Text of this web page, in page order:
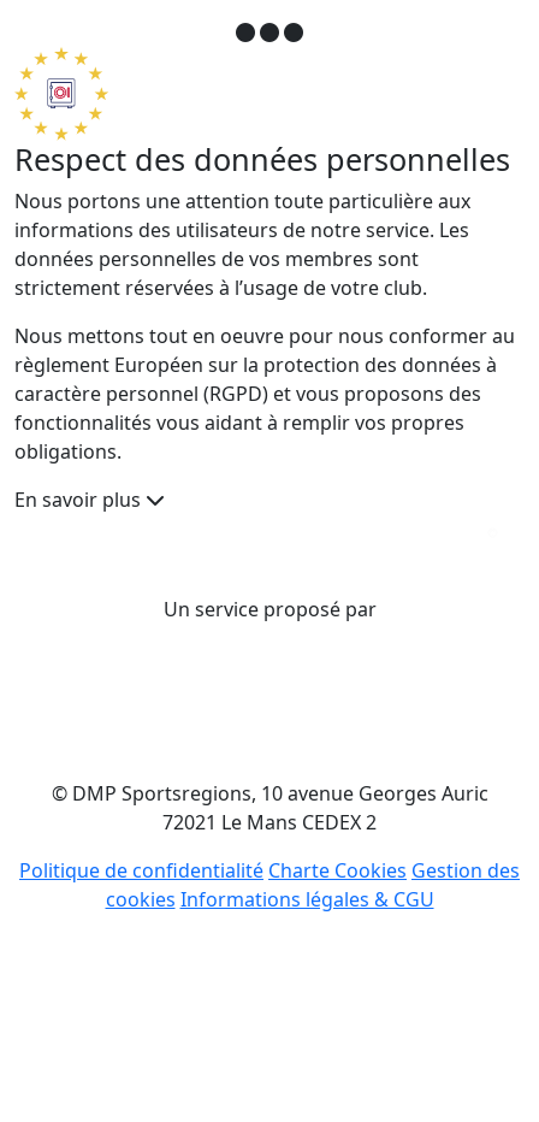
Respect des données personnelles
Nous portons une attention toute particulière aux
informations des utilisateurs de notre service. Les
données personnelles de vos membres sont
strictement réservées à l’usage de votre club.
Nous mettons tout en oeuvre pour nous conformer au
règlement Européen sur la protection des données à
caractère personnel (RGPD) et vous proposons des
fonctionnalités vous aidant à remplir vos propres
obligations.
En savoir plus
Un service proposé par
© DMP Sportsregions, 10 avenue Georges Auric
72021 Le Mans CEDEX 2
Politique de confidentialité Charte Cookies Gestion des
cookies Informations légales & CGU